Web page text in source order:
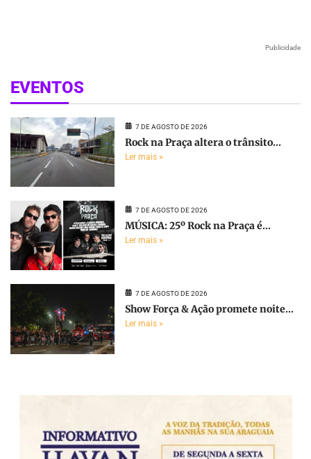
Publicidade
EVENTOS
7 DE AGOSTO DE 2026
Rock na Praça altera o trânsito...
Ler mais »
7 DE AGOSTO DE 2026
MÚSICA: 25º Rock na Praça é...
Ler mais »
7 DE AGOSTO DE 2026
Show Força & Ação promete noite...
Ler mais »